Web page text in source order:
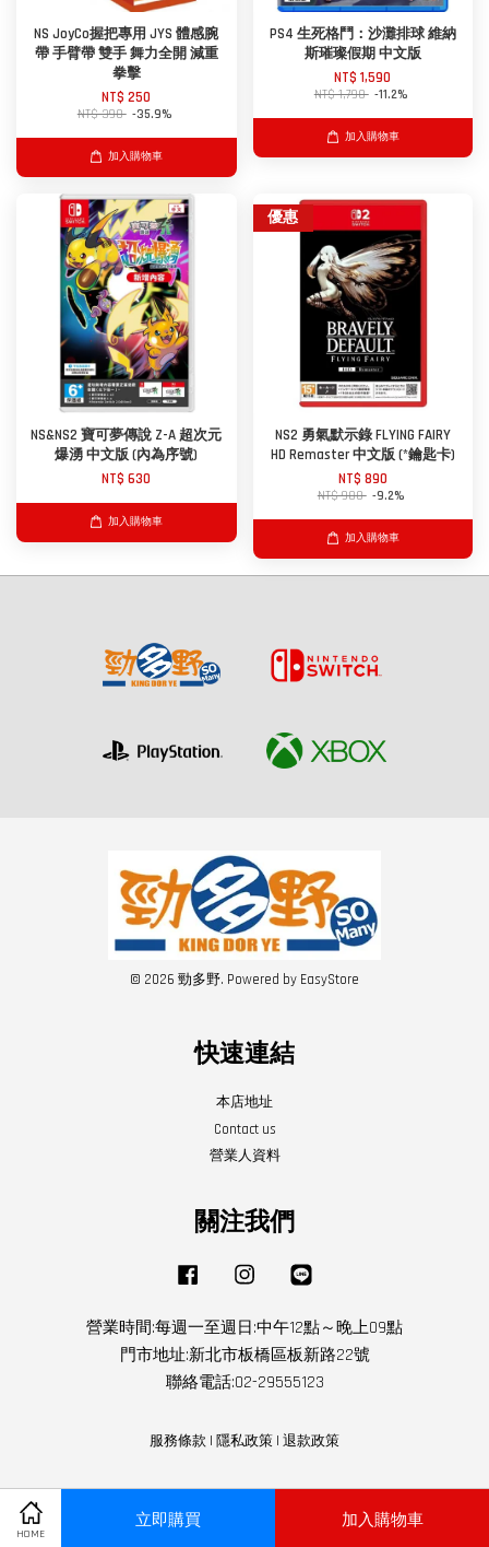
HOME
立即購買 加入購物車
NS JoyCo握把專用 JYS 體感腕
帶 手臂帶 雙手 舞力全開 減重
拳擊
NT$ 250
NT$ 390 -35.9%
加入購物車
PS4 生死格鬥：沙灘排球 維納
斯璀璨假期 中文版
NT$ 1,590
NT$ 1,790 -11.2%
加入購物車
NS&NS2 寶可夢傳說 Z-A 超次元
爆湧 中文版 (內為序號)
NT$ 630
加入購物車
優惠
NS2 勇氣默示錄 FLYING FAIRY
HD Remaster 中文版 (*鑰匙卡)
NT$ 890
NT$ 980 -9.2%
加入購物車
© 2026 勁多野. Powered by EasyStore
快速連結
本店地址
Contact us
營業人資料
關注我們
Facebook Instagram
營業時間:每週一至週日:中午12點～晚上09點
門市地址:新北市板橋區板新路22號
聯絡電話:02-29555123
服務條款 | 隱私政策 | 退款政策